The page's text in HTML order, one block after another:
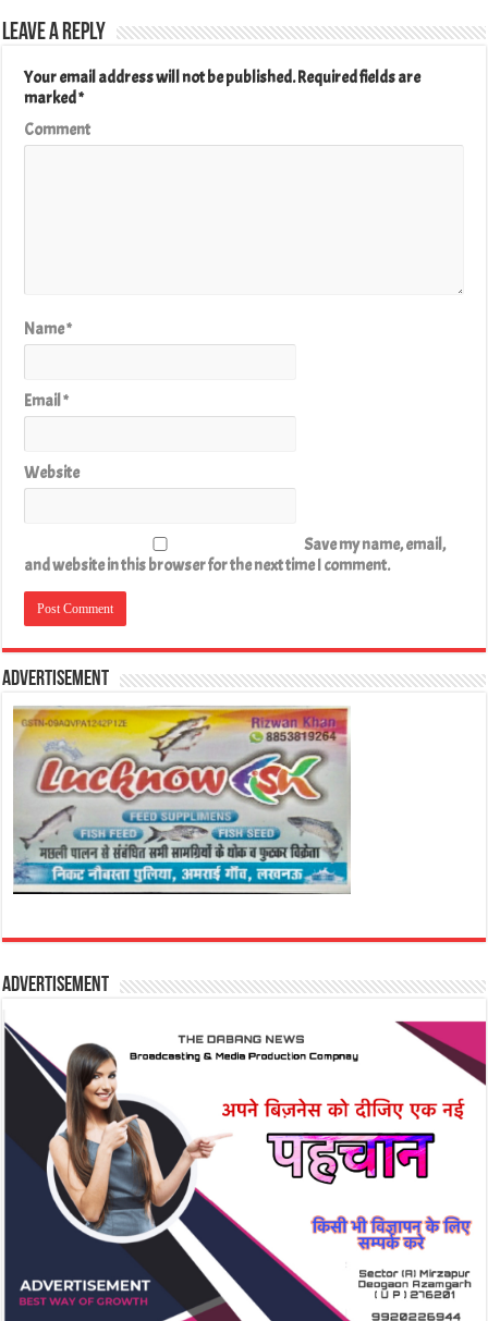
Leave a Reply
Your email address will not be published.Required fields are
marked*
Comment
Name*
Email*
Website
Save my name, email,
and website in this browser for the next time I comment.
Advertisement
Advertisement